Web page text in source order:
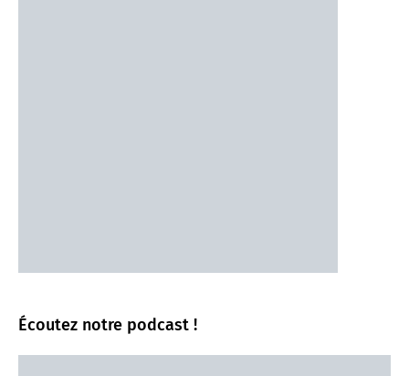
Écoutez notre podcast !